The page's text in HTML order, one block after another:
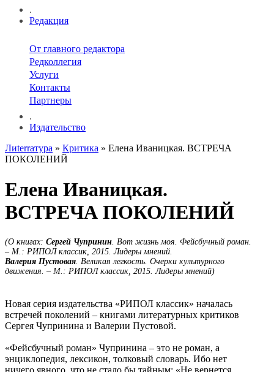
.
Редакция
От главного редактора
Редколлегия
Услуги
Контакты
Партнеры
.
Издательство
Лиterraтура » Критика » Елена Иваницкая. ВСТРЕЧА
ПОКОЛЕНИЙ
Елена Иваницкая.
ВСТРЕЧА ПОКОЛЕНИЙ
(О книгах: Сергей Чупринин . Вот жизнь моя. Фейсбучный роман.
– М.: РИПОЛ классик, 2015. Лидеры мнений.
Валерия Пустовая . Великая легкость. Очерки культурного
движения. – М.: РИПОЛ классик, 2015. Лидеры мнений)
Новая серия издательства «РИПОЛ классик» началась
встречей поколений – книгами литературных критиков
Сергея Чупринина и Валерии Пустовой.
«Фейсбучный роман» Чупринина – это не роман, а
энциклопедия, лексикон, толковый словарь. Ибо нет
ничего явного, что не стало бы тайным: «Не вернется